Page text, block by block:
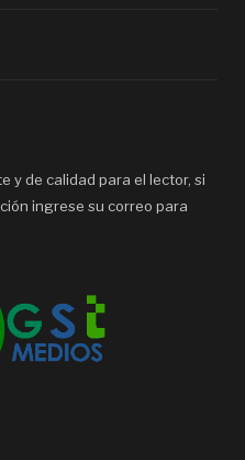
y de calidad para el lector, si
ingrese su correo para